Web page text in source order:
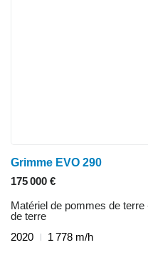
Grimme EVO 290
175 000 €
Matériel de pommes de
de terre
2020
1 778 m/h